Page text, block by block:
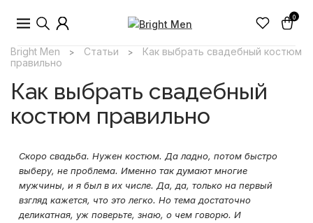
0
Bright Men > Статьи >
Как выбрать свадебный костюм
правильно
Как выбрать свадебный
костюм правильно
Скоро свадьба. Нужен костюм. Да ладно, потом быстро
выберу, не проблема. Именно так думают многие
мужчины, и я был в их числе. Да, да, только на первый
взгляд кажется, что это легко. Но тема достаточно
деликатная, уж поверьте, знаю, о чем говорю. И